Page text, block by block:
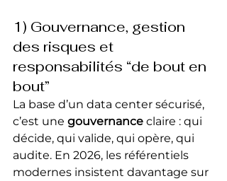
1) Gouvernance, gestion
des risques et
responsabilités “de bout en
bout”
La base d’un data center sécurisé,
c’est une gouvernance claire : qui
décide, qui valide, qui opère, qui
audite. En 2026, les référentiels
modernes insistent davantage sur